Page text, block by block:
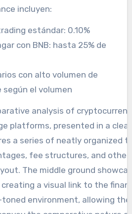
incluyen:
estándar: 0.10%
con BNB: hasta 25% de
con alto volumen de
el volumen